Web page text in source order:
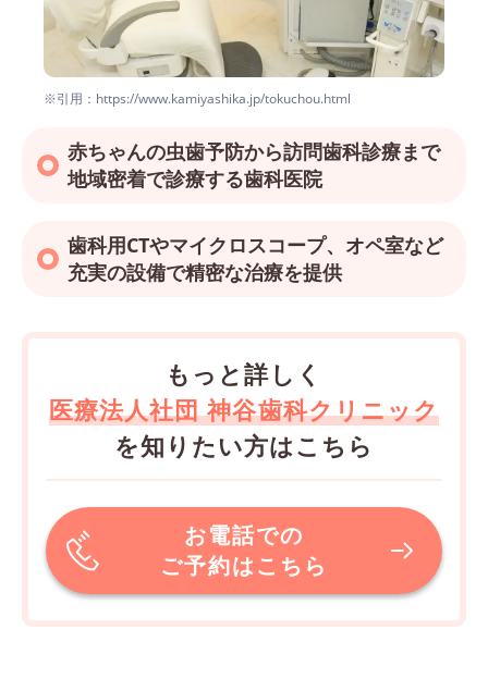
※引用：https://www.kamiyashika.jp/tokuchou.html
赤ちゃんの虫歯予防から訪問歯科診療まで
地域密着で診療する歯科医院
歯科用CTやマイクロスコープ、オペ室など
充実の設備で精密な治療を提供
もっと詳しく
医療法人社団 神谷歯科クリニック
を知りたい方はこちら
お電話での
ご予約はこちら